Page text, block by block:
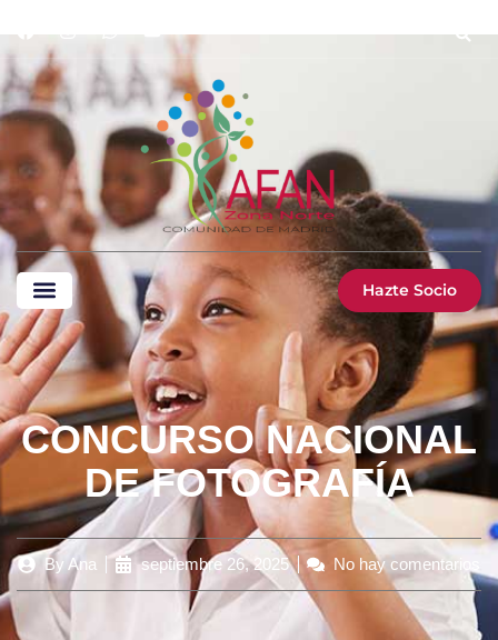
Hazte Socio
CONCURSO NACIONAL
DE FOTOGRAFÍA
By Ana septiembre 26, 2025 No hay comentarios